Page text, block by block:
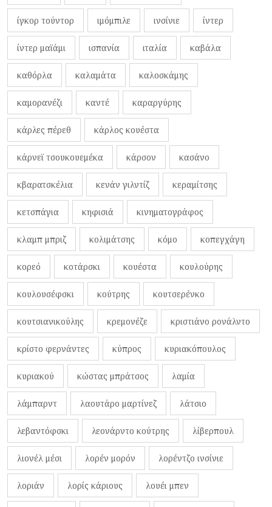
ίγκορ τούντορ ιμόμπιλε ινσίνιε ίντερ
ίντερ μαϊάμι ισπανία ιταλία καβάλα
καθόρλα καλαμάτα καλοσκάμης
καμορανέζι καντέ καραργύρης
κάρλες πέρεθ κάρλος κουέστα
κάρνεϊ τσουκουεμέκα κάρσον κασάνο
κβαρατσκέλια κενάν γιλντίζ κεραμίτσης
κετσπάγια κηφισιά κινηματογράφος
κλαμπ μπριζ κολιμάτσης κόμο κοπεγχάγη
κορεό κοτάρσκι κουέστα κουλούρης
κουλουσέφσκι κούτρης κουτσερένκο
κουτσιανικούλης κρεμονέζε κριστιάνο ρονάλντο
κρίστο φερνάντες κύπρος κυριακόπουλος
κυριακού κώστας μπράτσος λαμία
λάμπαρντ λαουτάρο μαρτίνεζ λάτσιο
λεβαντόφσκι λεονάρντο κούτρης λίβερπουλ
λιονέλ μέσι λορέν μορόν λορέντζο ινσίνιε
λοριάν λορίς κάριους λουέι μπεν